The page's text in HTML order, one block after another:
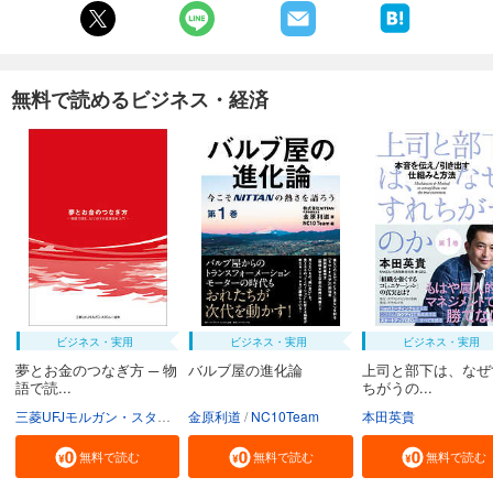
無料で読めるビジネス・経済
ビジネス・実用
夢とお金のつなぎ方 ─ 物
語で読...
無料で読む
ビジネス・実用
バルブ屋の進化論
金原利道 NC10Team
無料で読む
ビジネス・実用
上司と部下は、な
ちがうの...
本田英貴
無料で読む